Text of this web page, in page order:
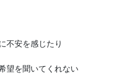
不安を感じたり
望を聞いてくれない